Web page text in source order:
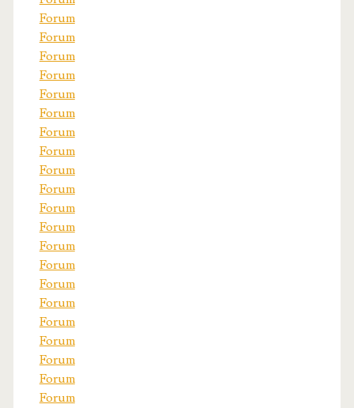
Forum
Forum
Forum
Forum
Forum
Forum
Forum
Forum
Forum
Forum
Forum
Forum
Forum
Forum
Forum
Forum
Forum
Forum
Forum
Forum
Forum